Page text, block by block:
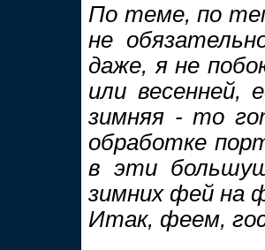
По теме, по
не
даже, я не
или весенней,
зимняя - то
обработке
в эти
зимних фей на
Итак, феем,